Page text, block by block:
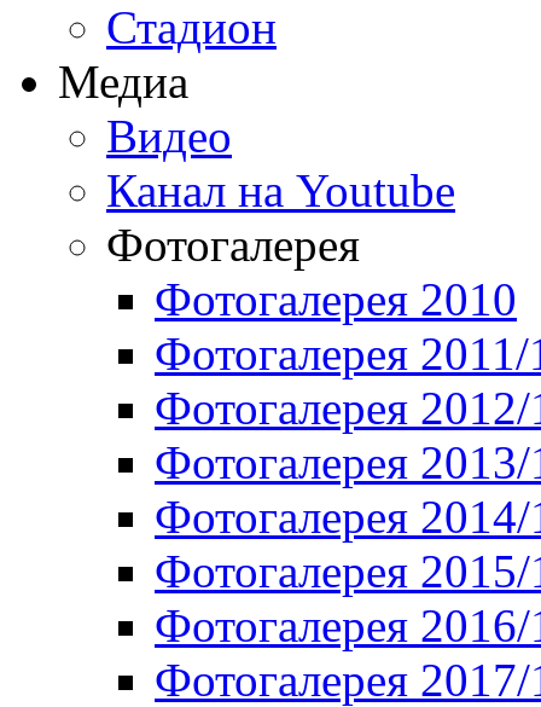
Стадион
Медиа
Видео
Канал на Youtube
Фотогалерея
Фотогалерея 2010
Фотогалерея 2011/
Фотогалерея
Фотогалерея
Фотогалерея
Фотогалерея
Фотогалерея
Фотогалерея